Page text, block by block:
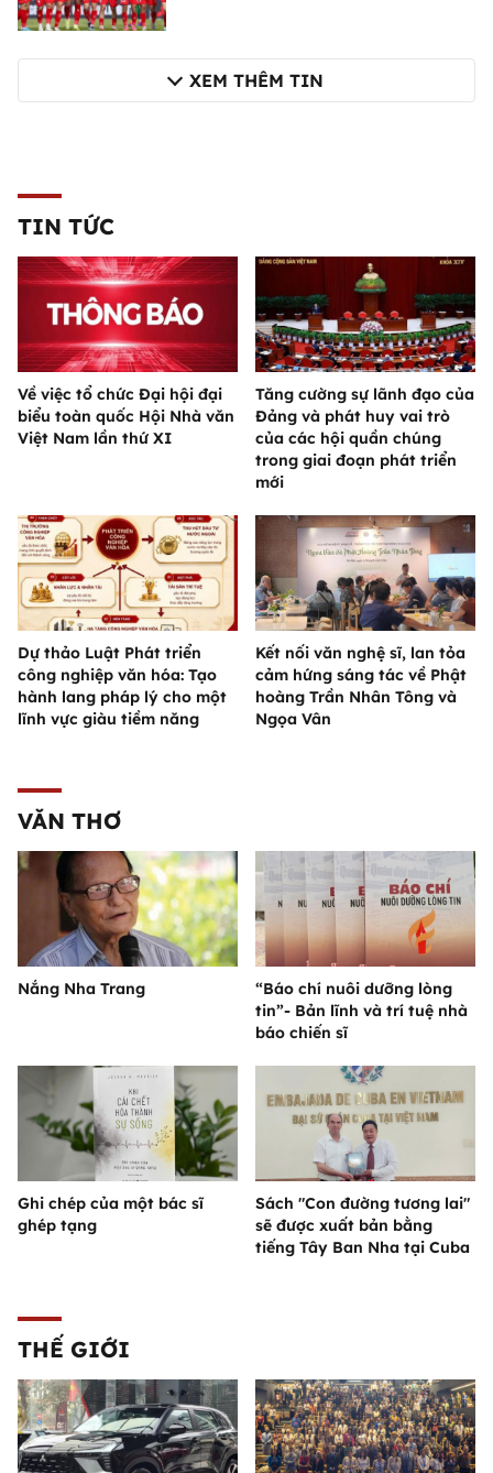
XEM THÊM TIN
TIN TỨC
Về việc tổ chức Đại hội đại
biểu toàn quốc Hội Nhà văn
Việt Nam lần thứ XI
Tăng cường sự lãnh đạo của
Đảng và phát huy vai trò
của các hội quần chúng
trong giai đoạn phát triển
mới
Dự thảo Luật Phát triển
công nghiệp văn hóa: Tạo
hành lang pháp lý cho một
lĩnh vực giàu tiềm năng
Kết nối văn nghệ sĩ, lan tỏa
cảm hứng sáng tác về Phật
hoàng Trần Nhân Tông và
Ngọa Vân
VĂN THƠ
Nắng Nha Trang
“Báo chí nuôi dưỡng lòng
tin”- Bản lĩnh và trí tuệ nhà
báo chiến sĩ
Ghi chép của một bác sĩ
ghép tạng
Sách "Con đường tương lai"
sẽ được xuất bản bằng
tiếng Tây Ban Nha tại Cuba
THẾ GIỚI